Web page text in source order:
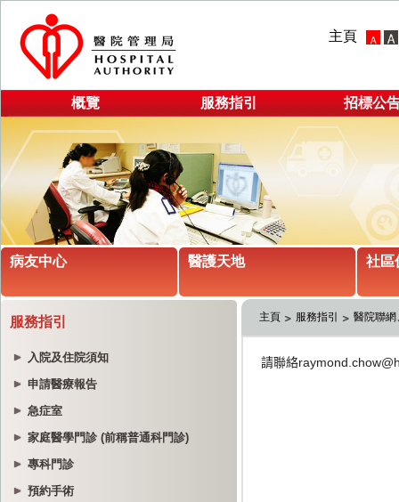
主頁
概覽 服務指引 招標公
病友中心 醫護天地 社區
服務指引
入院及住院須知
申請醫療報告
急症室
家庭醫學門診 (前稱普通科門診)
專科門診
預約手術
主頁 服務指引 醫院聯網